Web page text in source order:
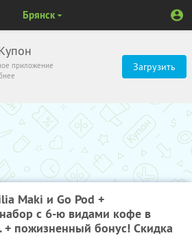
приложение
Загрузить
Брянск
Maki и Go Pod +
с 6-ю видами кофе в
+ пожизненный бонус! Скидка